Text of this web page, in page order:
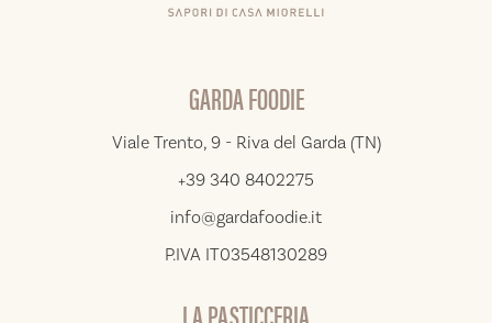
GARDA FOODIE
Viale Trento, 9 - Riva del Garda (TN)
+39 340 8402275
info@gardafoodie.it
P.IVA IT03548130289